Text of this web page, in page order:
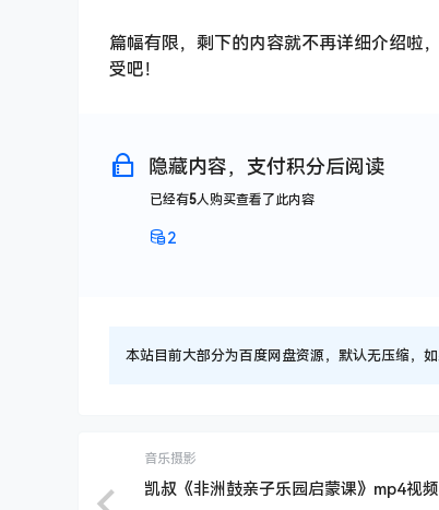
篇幅有限，剩下的内容就不再详细介绍啦
受吧！
隐藏内容，支付积分后阅读
已经有5人购买查看了此内容
2
本站目前大部分为百度网盘资源，默认无压缩，
音乐摄影
凯叔《非洲鼓亲子乐园启蒙课》mp4视频